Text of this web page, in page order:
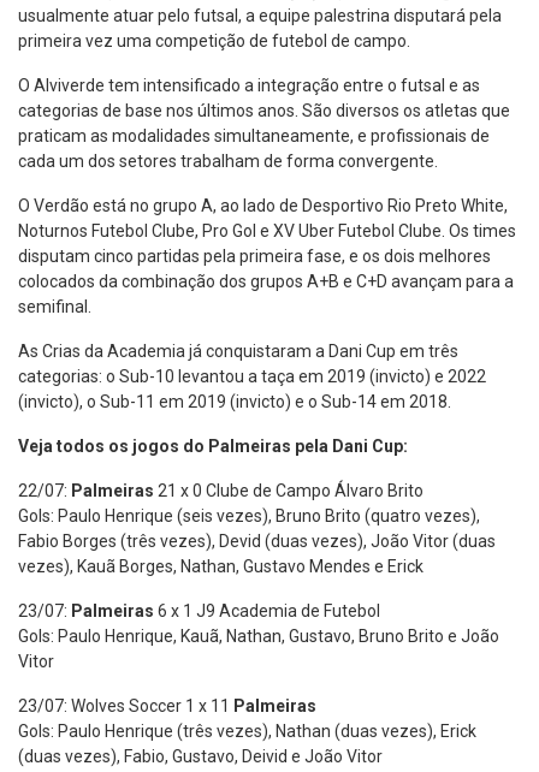
usualmente atuar pelo futsal, a equipe palestrina disputará pela
primeira vez uma competição de futebol de campo.
O Alviverde tem intensificado a integração entre o futsal e as
categorias de base nos últimos anos. São diversos os atletas que
praticam as modalidades simultaneamente, e profissionais de
cada um dos setores trabalham de forma convergente.
O Verdão está no grupo A, ao lado de Desportivo Rio Preto White,
Noturnos Futebol Clube, Pro Gol e XV Uber Futebol Clube. Os times
disputam cinco partidas pela primeira fase, e os dois melhores
colocados da combinação dos grupos A+B e C+D avançam para a
semifinal.
As Crias da Academia já conquistaram a Dani Cup em três
categorias: o Sub-10 levantou a taça em 2019 (invicto) e 2022
(invicto), o Sub-11 em 2019 (invicto) e o Sub-14 em 2018.
Veja todos os jogos do Palmeiras pela Dani Cup:
22/07: Palmeiras 21 x 0 Clube de Campo Álvaro Brito
Gols: Paulo Henrique (seis vezes), Bruno Brito (quatro vezes),
Fabio Borges (três vezes), Devid (duas vezes), João Vitor (duas
vezes), Kauã Borges, Nathan, Gustavo Mendes e Erick
23/07: Palmeiras 6 x 1 J9 Academia de Futebol
Gols: Paulo Henrique, Kauã, Nathan, Gustavo, Bruno Brito e João
Vitor
23/07: Wolves Soccer 1 x 11 Palmeiras
Gols: Paulo Henrique (três vezes), Nathan (duas vezes), Erick
(duas vezes), Fabio, Gustavo, Deivid e João Vitor